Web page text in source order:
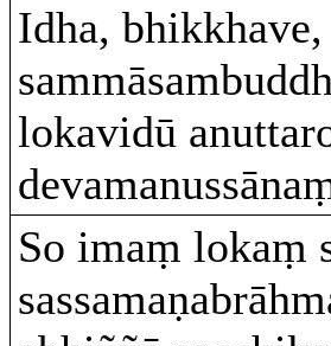
Idha,
lokavidū
So imaṃ lokaṃ